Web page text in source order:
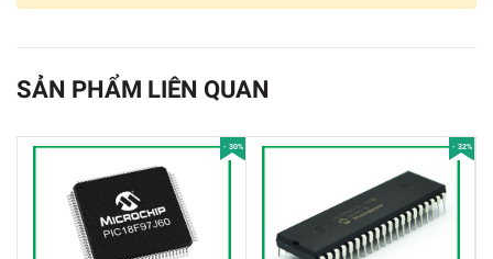
✔️M2 lỗ định vị vít để lắp đặt dễ dàng
Hỗ trợ đổi trả hàng trong vòng 7 ngày do lỗi nhà
sản xuất
Bảo hành qua hóa đơn mua hàng.
SẢN PHẨM LIÊN QUAN
- 30% - 32%